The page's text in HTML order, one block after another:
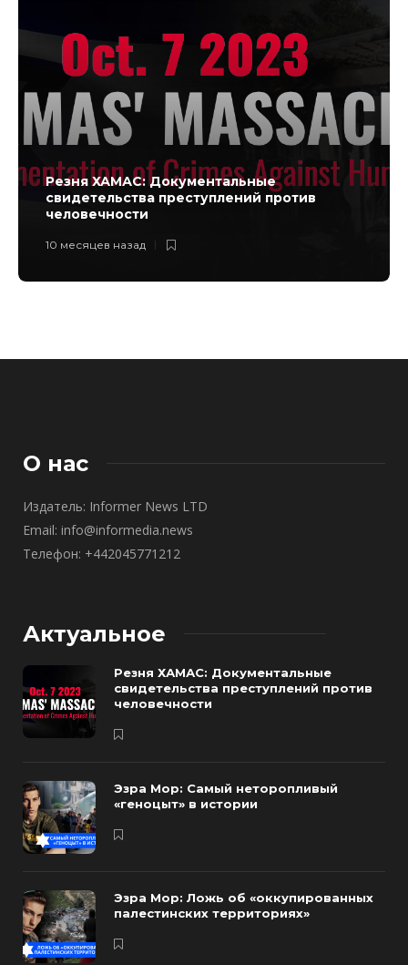
Резня ХАМАС: Документальные
свидетельства преступлений против
человечности
10 месяцев назад
О нас
Издатель: Informer News LTD
Email: info@informedia.news
Телефон: +442045771212
Актуальное
Резня ХАМАС: Документальные
свидетельства преступлений против
человечности
Эзра Мор: Самый неторопливый
«геноцыт» в истории
Эзра Мор: Ложь об «оккупированных
палестинских территориях»